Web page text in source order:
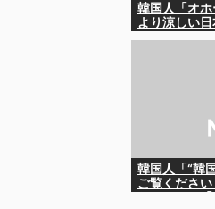
韓国人「オ
より涼しい日
韓国人「“韓
ご覧くださ